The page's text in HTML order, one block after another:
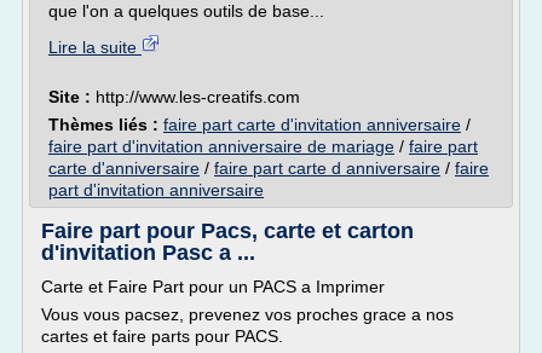
que l'on a quelques outils de base...
Lire la suite
Site : http://www.les-creatifs.com
Thèmes liés : faire part carte d'invitation anniversaire /
faire part d'invitation anniversaire de mariage / faire part
carte d'anniversaire / faire part carte d anniversaire / faire
part d'invitation anniversaire
Faire part pour Pacs, carte et carton
d'invitation Pasc a ...
Carte et Faire Part pour un PACS a Imprimer
Vous vous pacsez, prevenez vos proches grace a nos
cartes et faire parts pour PACS.